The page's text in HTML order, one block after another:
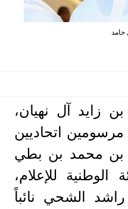
حامد
زايد آل نهيان،
اتحاديين
بن محمد بن بطي
الوطنية للإعلام،
الشحي نائباً